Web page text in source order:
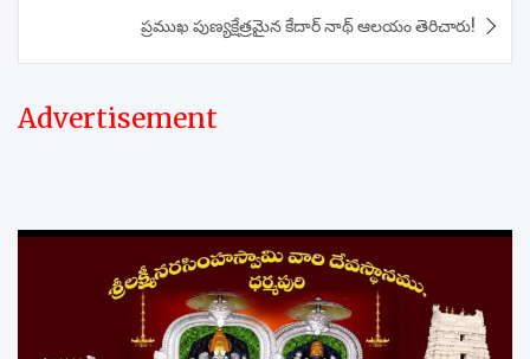
ప్రముఖ పుణ్యక్షేత్రమైన కేదార్ నాథ్ ఆలయం తెరిచారు!
Advertisement